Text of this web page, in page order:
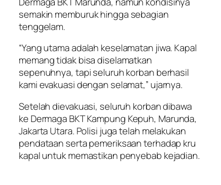
semakin memburuk hingga sebagian
tenggelam.
“Yang utama adalah keselamatan jiwa. Kapal
memang tidak bisa diselamatkan
sepenuhnya, tapi seluruh korban berhasil
kami evakuasi dengan selamat,” ujarnya.
Setelah dievakuasi, seluruh korban dibawa
ke Dermaga BKT Kampung Kepuh, Marunda,
Jakarta Utara. Polisi juga telah melakukan
pendataan serta pemeriksaan terhadap kru
kapal untuk memastikan penyebab kejadian.